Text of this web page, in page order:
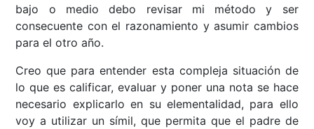
bajo o medio debo revisar mi método y ser
consecuente con el razonamiento y asumir cambios
para el otro año.
Creo que para entender esta compleja situación de
lo que es calificar, evaluar y poner una nota se hace
necesario explicarlo en su elementalidad, para ello
voy a utilizar un símil, que permita que el padre de